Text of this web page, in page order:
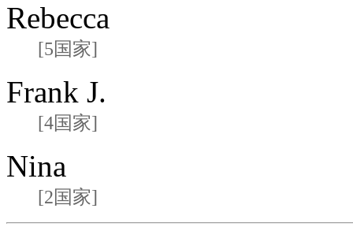
Rebecca
[5国家]
Frank J.
[4国家]
Nina
[2国家]